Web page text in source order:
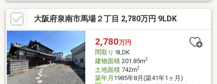
大阪府泉南市馬場２丁目 2,780万円 9LDK
2,780万円
間取り 9LDK
建物面積201.85m2
土地面積742m2
築年月 1985年8月(築41年1ヶ月)